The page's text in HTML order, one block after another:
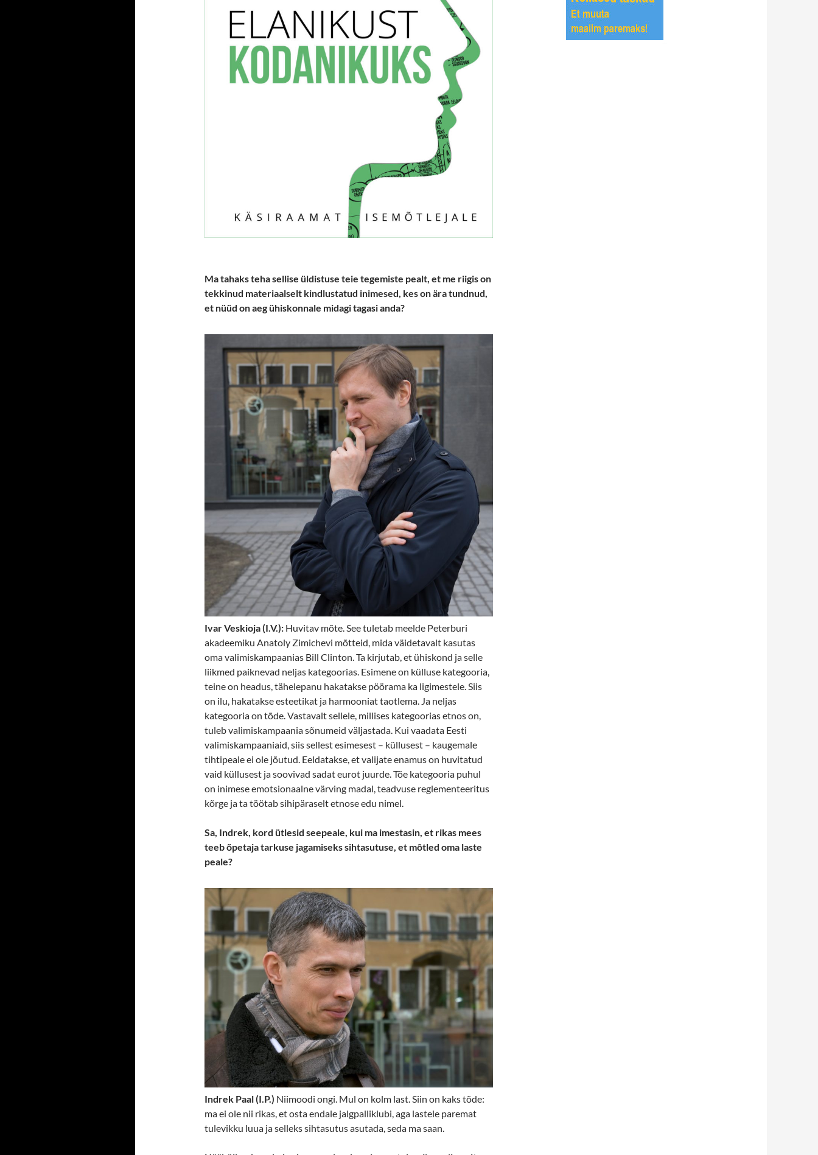
Ma tahaks teha sellise üldistuse teie tegemiste pealt, et me riigis on
tekkinud materiaalselt kindlustatud inimesed, kes on ära tundnud,
et nüüd on aeg ühiskonnale midagi tagasi anda?
Ivar Veskioja (I.V.): Huvitav mõte. See tuletab meelde Peterburi
akadeemiku Anatoly Zimichevi mõtteid, mida väidetavalt kasutas
oma valimiskampaanias Bill Clinton. Ta kirjutab, et ühiskond ja selle
liikmed paiknevad neljas kategoorias. Esimene on külluse kategooria,
teine on headus, tähelepanu hakatakse pöörama ka ligimestele. Siis
on ilu, hakatakse esteetikat ja harmooniat taotlema. Ja neljas
kategooria on tõde. Vastavalt sellele, millises kategoorias etnos on,
tuleb valimiskampaania sõnumeid väljastada. Kui vaadata Eesti
valimiskampaaniaid, siis sellest esimesest – küllusest – kaugemale
tihtipeale ei ole jõutud. Eeldatakse, et valijate enamus on huvitatud
vaid küllusest ja soovivad sadat eurot juurde. Tõe kategooria puhul
on inimese emotsionaalne värving madal, teadvuse reglementeeritus
kõrge ja ta töötab sihipäraselt etnose edu nimel.
Sa, Indrek, kord ütlesid seepeale, kui ma imestasin, et rikas mees
teeb õpetaja tarkuse jagamiseks sihtasutuse, et mõtled oma laste
peale?
Indrek Paal (I.P.) Niimoodi ongi. Mul on kolm last. Siin on kaks tõde:
ma ei ole nii rikas, et osta endale jalgpalliklubi, aga lastele paremat
tulevikku luua ja selleks sihtasutus asutada, seda ma saan.